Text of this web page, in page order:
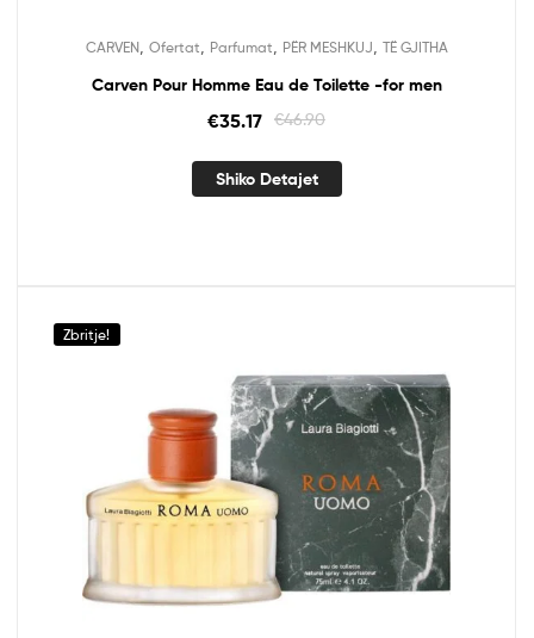
CARVEN, Ofertat Parfumat PËR MESHKUJ TË GJITHA
Carven Pour Homme Eau de Toilette -for men
€46.90
€35.17
Shiko Detajet
Zbritje!